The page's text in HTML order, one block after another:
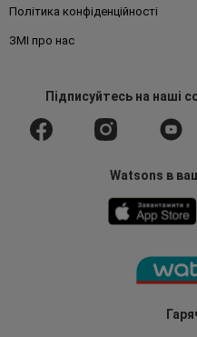
Політика конфіденційності
ЗМІ про нас
Підписуйтесьна наші
Watsons в